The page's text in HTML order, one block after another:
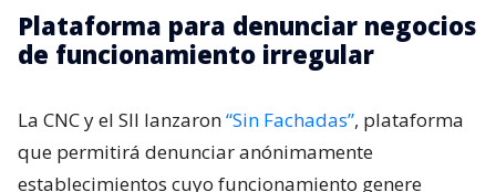
Plataforma para denunciar negocios
de funcionamiento irregular
La CNC y el SII lanzaron“Sin Fachadas”, plataforma
que permitirá denunciar anónimamente
establecimientos cuyo funcionamiento genere